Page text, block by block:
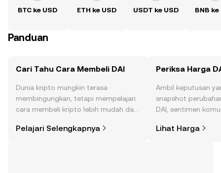
BTC ke USD ETH ke USD USDT ke USD BNB ke
Panduan
Cari Tahu Cara Membeli DAI
Dunia kripto mungkin terasa
membingungkan, tetapi mempelajari
cara membeli kripto lebih mudah dari
di aplikasi seluler OKX, atau di sini di
Pelajari Selengkapnya
Periksa Harga
Ambil keputusan
snapshot
DAI, sentimen
Lihat Harga